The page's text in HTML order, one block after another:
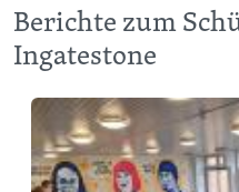
Berichte zum
Ingatestone
Image